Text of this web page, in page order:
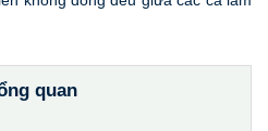
quan